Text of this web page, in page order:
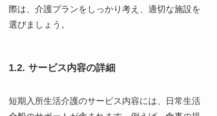
際は、介護プランをしっかり考え、適切な施設を
選びましょう。
1.2. サービス内容の詳細
短期入所生活介護のサービス内容には、日常生活